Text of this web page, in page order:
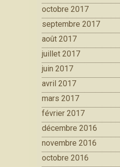
octobre 2017
septembre 2017
août 2017
juillet 2017
juin 2017
avril 2017
mars 2017
février 2017
décembre 2016
novembre 2016
octobre 2016